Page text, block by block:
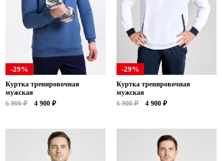
Ханты-Мансийский автономный округ (3)
Челябинская область (2)
Ямало-Ненецкий автономный округ (1)
Ярославская область (1)
-29%
Куртка тренировочная
мужская
6 900 ₽
4 900 ₽
-29%
Куртка тренировочная
мужская
6 900 ₽
4 900 ₽